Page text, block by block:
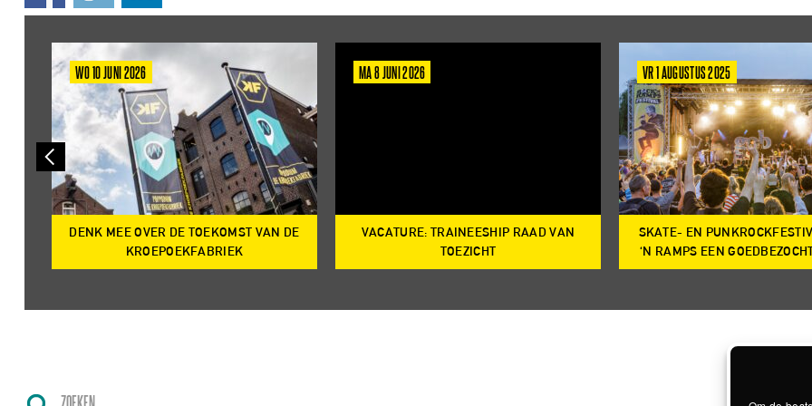
WO 10 JUNI 2026
DENK MEE OVER DE TOEKOMST VAN DE
KROEPOEKFABRIEK
MA 8 JUNI 2026
VACATURE: TRAINEESHIP RAAD VAN
TOEZICHT
VR 1 AUGUSTUS 2025
SKATE- EN
‘N RAMPS EEN